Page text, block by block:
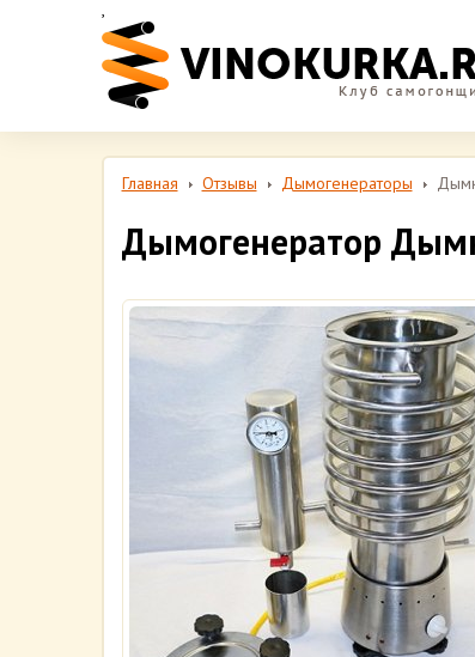
,
Главная Отзывы Дымогенераторы
Дымогенератор